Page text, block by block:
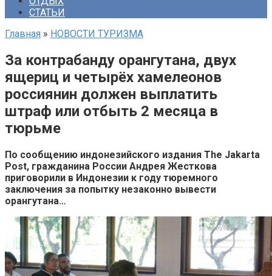
СТАТЬИ
Главная » НОВОСТИ ТУРИЗМА
За контрабанду орангутана, двух
ящериц и четырёх хамелеонов
россиянин должен выплатить
штраф или отбыть 2 месяца в
тюрьме
По сообщению индонезийского издания The Jakarta
Post, гражданина России Андрея Жесткова
приговорили в Индонезии к году тюремного
заключения за попытку незаконно вывести
орангутана…